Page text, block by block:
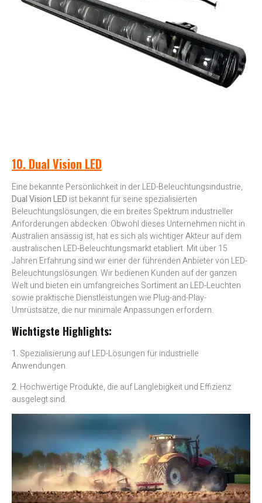
10. Dual Vision LED
Eine bekannte Persönlichkeit in der LED-Beleuchtungsindustrie,
Dual Vision LED ist bekannt für seine spezialisierten
Beleuchtungslösungen, die ein breites Spektrum industrieller
Anforderungen abdecken. Obwohl dieses Unternehmen nicht in
Australien ansässig ist, hat es sich als wichtiger Akteur auf dem
australischen LED-Beleuchtungsmarkt etabliert. Mit über 15
Jahren Erfahrung sind wir einer der führenden Anbieter von LED-
Beleuchtungslösungen. Wir bedienen Kunden auf der ganzen
Welt und bieten ein umfangreiches Sortiment an LED-Leuchten
sowie praktische Dienstleistungen wie Plug-and-Play-
Umrüstsätze, die nur minimale Anpassungen erfordern.
Wichtigste Highlights:
1. Spezialisierung auf LED-Lösungen für industrielle
Anwendungen.
2. Hochwertige Produkte, die auf Langlebigkeit und Effizienz
ausgelegt sind.